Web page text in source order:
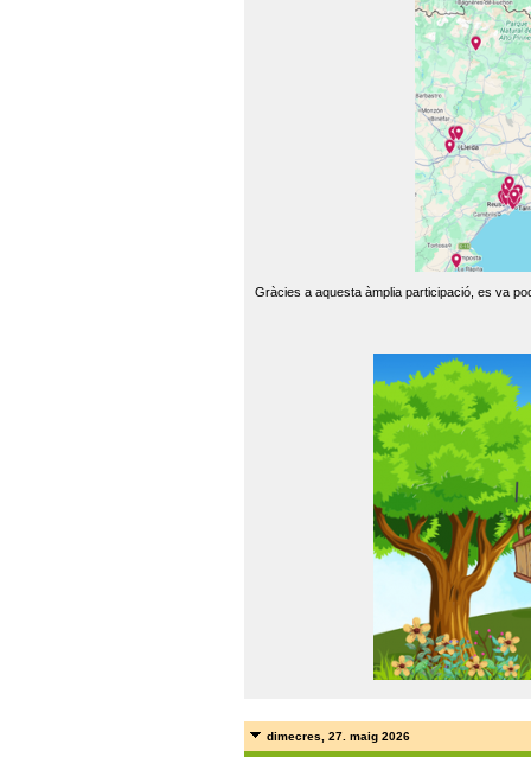
Gràcies a aquesta àmplia participació, es va
dimecres, 27. maig 2026